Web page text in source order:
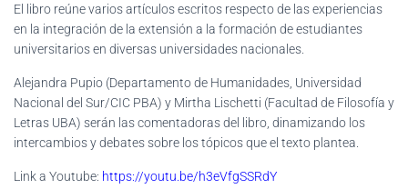
El libro reúne varios artículos escritos respecto de las experiencias
en la integración de la extensión a la formación de estudiantes
universitarios en diversas universidades nacionales.
Alejandra Pupio (Departamento de Humanidades, Universidad
Nacional del Sur/CIC PBA) y Mirtha Lischetti (Facultad de Filosofía y
Letras UBA) serán las comentadoras del libro, dinamizando los
intercambios y debates sobre los tópicos que el texto plantea.
Link a Youtube: https://youtu.be/h3eVfgSSRdY